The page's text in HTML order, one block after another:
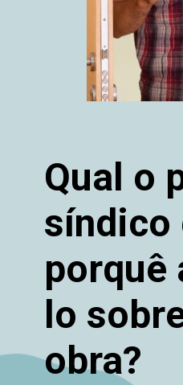
Qual o
síndico
porquê
lo
obra?